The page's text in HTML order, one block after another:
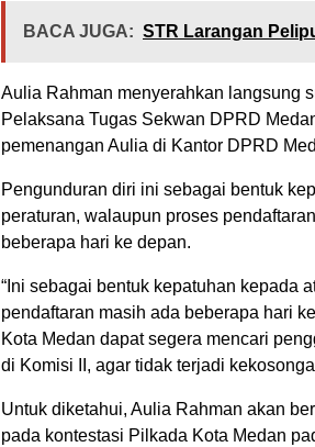
BACA JUGA: STR Larangan
Aulia Rahman menyerahkan langsung
Pelaksana Tugas Sekwan DPRD
pemenangan Aulia di Kantor DPRD
Pengunduran diri ini sebagai bentuk
peraturan, walaupun proses
beberapa hari ke depan.
“Ini sebagai bentuk kepatuhan kepada
pendaftaran masih ada beberapa hari
Kota Medan dapat segera mencari
di Komisi II, agar tidak terjadi
Untuk diketahui, Aulia Rahman akan
pada kontestasi Pilkada Kota Medan